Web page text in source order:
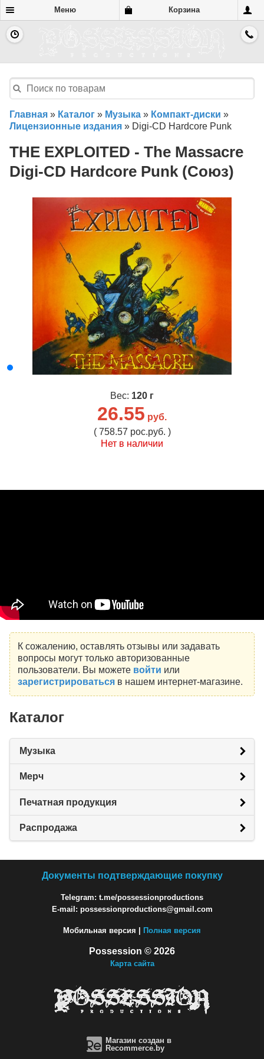
Меню Корзина
Главная » Каталог » Музыка » Компакт-диски »
Лицензионные издания » Digi-CD Hardcore Punk
THE EXPLOITED - The Massacre
Digi-CD Hardcore Punk (Союз)
Вес: 120 г
26.55 руб.
( 758.57 рос.руб. )
Нет в наличии
К сожалению, оставлять отзывы или задавать
вопросы могут только авторизованные
пользователи. Вы можете войти или
зарегистрироватьсяв нашем интернет-магазине.
Каталог
Музыка
Мерч
Печатная продукция
Распродажа
Документы подтверждающие покупку
Telegram: t.me/possessionproductions
E-mail: possessionproductions@gmail.com
Мобильная версия | Полная версия
Possession © 2026
Карта сайта
Магазин создан в
Recommerce.by